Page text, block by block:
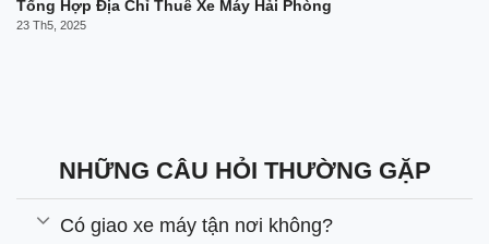
Tổng Hợp Địa Chỉ Thuê Xe Máy Hải Phòng
23 Th5, 2025
NHỮNG CÂU HỎI THƯỜNG GẶP
Có giao xe máy tận nơi không?